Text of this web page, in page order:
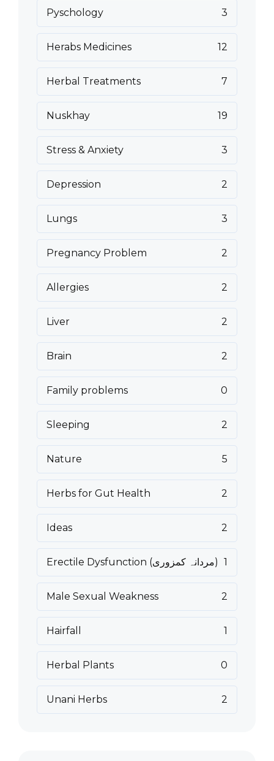
Pyschology 3
Herabs Medicines 12
Herbal Treatments 7
Nuskhay 19
Stress & Anxiety 3
Depression 2
Lungs 3
Pregnancy Problem 2
Allergies 2
Liver 2
Brain 2
Family problems 0
Sleeping 2
Nature 5
Herbs for Gut Health 2
Ideas 2
Erectile Dysfunction (مردانہ کمزوری) 1
Male Sexual Weakness 2
Hairfall 1
Herbal Plants 0
Unani Herbs 2